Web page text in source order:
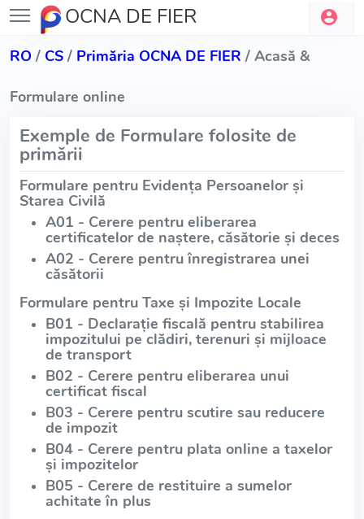
OCNA DE FIER
RO / CS / Primăria OCNA DE FIER / Acasă &
Formulare online
Exemple de Formulare folosite de
primării
Formulare pentru Evidența Persoanelor și
Starea Civilă
A01 - Cerere pentru eliberarea
certificatelor de naștere, căsătorie și deces
A02 - Cerere pentru înregistrarea unei
căsătorii
Formulare pentru Taxe și Impozite Locale
B01 - Declarație fiscală pentru stabilirea
impozitului pe clădiri, terenuri și mijloace
de transport
B02 - Cerere pentru eliberarea unui
certificat fiscal
B03 - Cerere pentru scutire sau reducere
de impozit
B04 - Cerere pentru plata online a taxelor
și impozitelor
B05 - Cerere de restituire a sumelor
achitate în plus